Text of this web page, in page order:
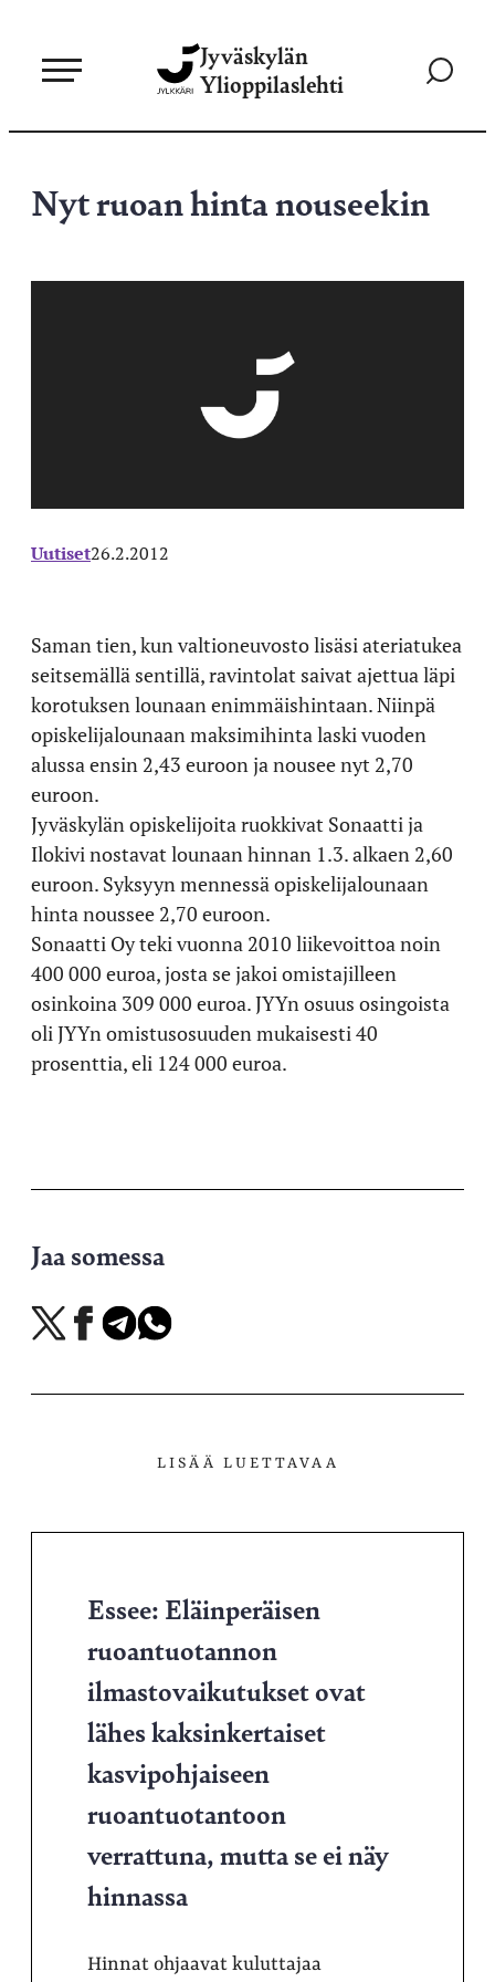
sisältöön
Jyväskylän
Ylioppilaslehti
Siirry
Nyt ruoan hinta nouseekin
Uutiset26.2.2012
Saman tien, kun valtioneuvosto lisäsi ateriatukea
seitsemällä sentillä, ravintolat saivat ajettua läpi
korotuksen lounaan enimmäishintaan. Niinpä
opiskelijalounaan maksimihinta laski vuoden
alussa ensin 2,43 euroon ja nousee nyt 2,70
euroon.
Jyväskylän opiskelijoita ruokkivat Sonaatti ja
Ilokivi nostavat lounaan hinnan 1.3. alkaen 2,60
euroon. Syksyyn mennessä opiskelijalounaan
hinta noussee 2,70 euroon.
Sonaatti Oy teki vuonna 2010 liikevoittoa noin
400 000 euroa, josta se jakoi omistajilleen
osinkoina 309 000 euroa. JYYn osuus osingoista
oli JYYn omistusosuuden mukaisesti 40
prosenttia, eli 124 000 euroa.
Jaa somessa
Jaa
X-
Jaa
Facebookissa
Jaa
Telegramissa
Jaa
WhatsAppissa
LISÄÄ LUETTAVAA
Essee: Eläinperäisen
ruoantuotannon
ilmastovaikutukset ovat
lähes kaksinkertaiset
kasvipohjaiseen
ruoantuotantoon
verrattuna, mutta se ei näy
hinnassa
Hinnat ohjaavat kuluttajaa